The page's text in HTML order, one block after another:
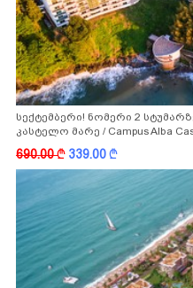
სექტემბერი! ნომერი 2
კასტელო მარე / Campus Alba
-სგან!
690.00k 339.00k